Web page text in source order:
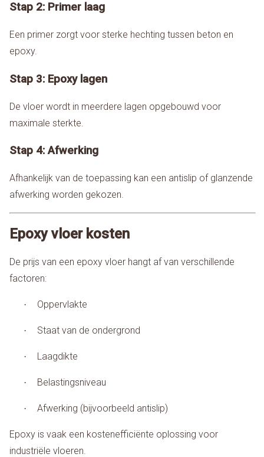
Stap 2: Primer laag
Een primer zorgt voor sterke hechting tussen beton en
epoxy.
Stap 3: Epoxy lagen
De vloer wordt in meerdere lagen opgebouwd voor
maximale sterkte.
Stap 4: Afwerking
Afhankelijk van de toepassing kan een antislip of glanzende
afwerking worden gekozen.
Epoxy vloer kosten
De prijs van een epoxy vloer hangt af van verschillende
factoren:
· Oppervlakte
· Staat van de ondergrond
· Laagdikte
· Belastingsniveau
· Afwerking (bijvoorbeeld antislip)
Epoxy is vaak een kostenefficiënte oplossing voor
industriële vloeren.